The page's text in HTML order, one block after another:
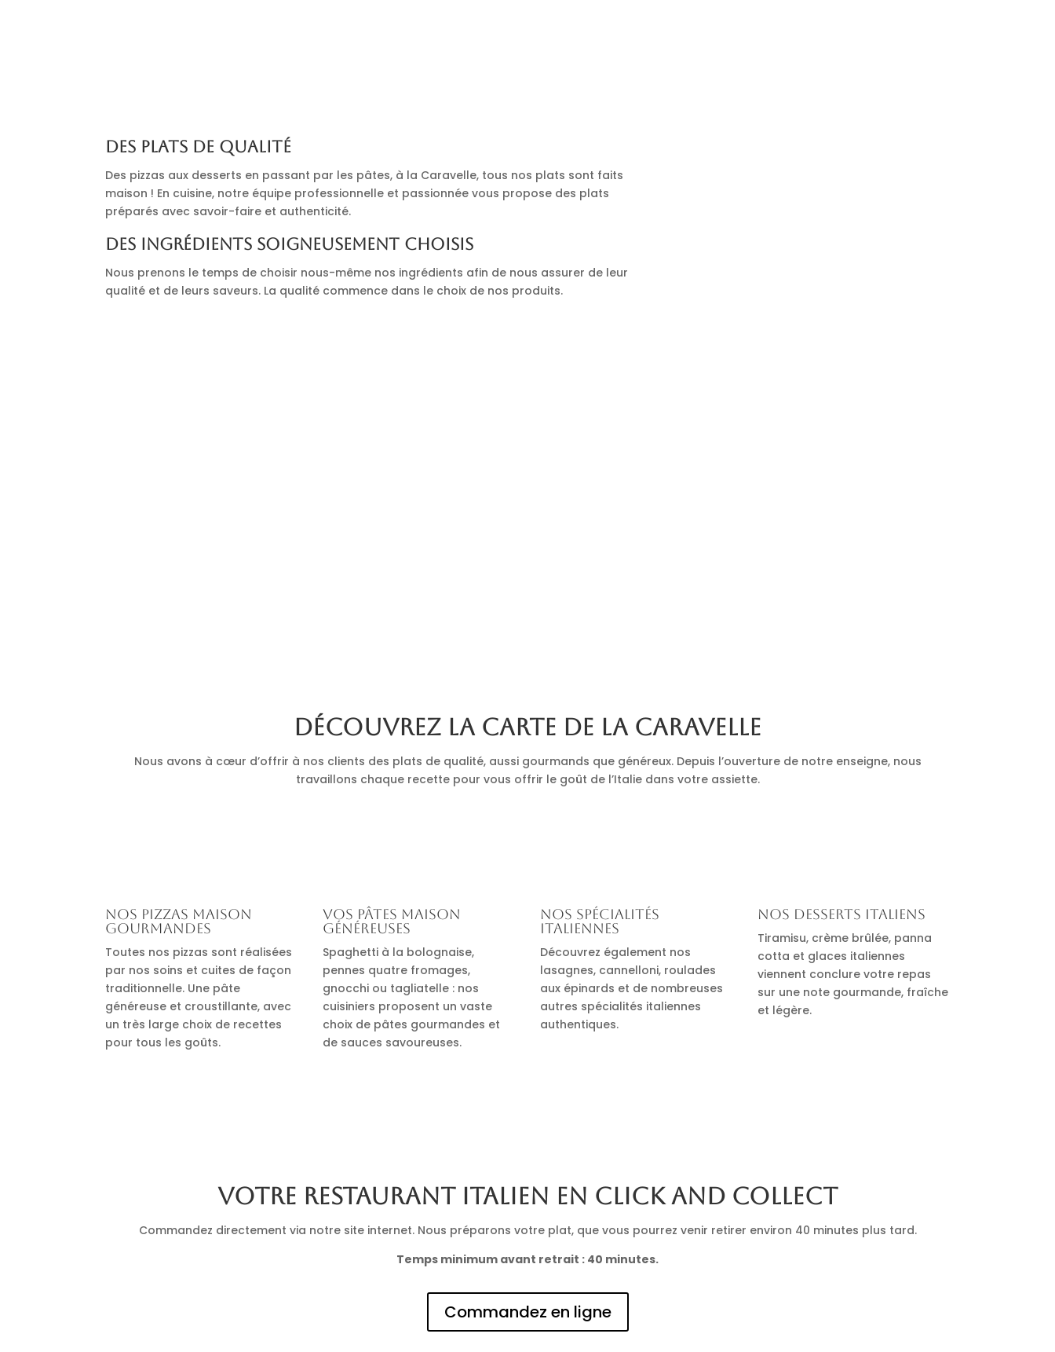
Des plats de qualité
Des pizzas aux desserts en passant par les pâtes, à la Caravelle, tous nos plats sont faits
maison ! En cuisine, notre équipe professionnelle et passionnée vous propose des plats
préparés avec savoir-faire et authenticité.
Des ingrédients soigneusement choisis
Nous prenons le temps de choisir nous-même nos ingrédients afin de nous assurer de leur
qualité et de leurs saveurs. La qualité commence dans le choix de nos produits.
Découvrez la carte de La Caravelle
Nous avons à cœur d’offrir à nos clients des plats de qualité, aussi gourmands que généreux. Depuis l’ouverture de notre enseigne, nous
travaillons chaque recette pour vous offrir le goût de l’Italie dans votre assiette.
Nos pizzas maison
gourmandes
Toutes nos pizzas sont réalisées
par nos soins et cuites de façon
traditionnelle. Une pâte
généreuse et croustillante, avec
un très large choix de recettes
pour tous les goûts.
Vos pâtes maison
généreuses
Spaghetti à la bolognaise,
pennes quatre fromages,
gnocchi ou tagliatelle : nos
cuisiniers proposent un vaste
choix de pâtes gourmandes et
de sauces savoureuses.
Nos spécialités
italiennes
Découvrez également nos
lasagnes, cannelloni, roulades
aux épinards et de nombreuses
autres spécialités italiennes
authentiques.
Nos desserts italiens
Tiramisu, crème brûlée, panna
cotta et glaces italiennes
viennent conclure votre repas
sur une note gourmande, fraîche
et légère.
Votre restaurant italien en click and collect
Commandez directement via notre site internet. Nous préparons votre plat, que vous pourrez venir retirer environ 40 minutes plus tard.
Temps minimum avant retrait : 40 minutes.
Commandez en ligne